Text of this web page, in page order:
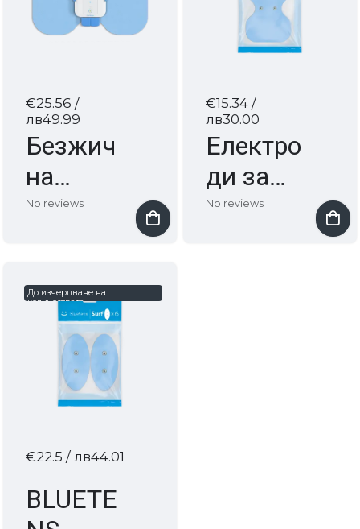
Безжич
на
пристав
NS
устройс
тво
No reviews
€25.56 /
лв49.99
Електро
ди за
BLUETE
No reviews
€15.34 /
лв30.00
До изчерпване на
количествата
BLUETE
€22.5 / лв44.01